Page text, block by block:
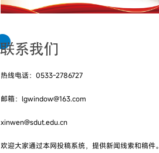
热线电话：0533-2786727
邮箱：lgwindow@163.com
xinwen@sdut.edu.cn
欢迎大家通过本网投稿系统，提供新闻线索和稿件。